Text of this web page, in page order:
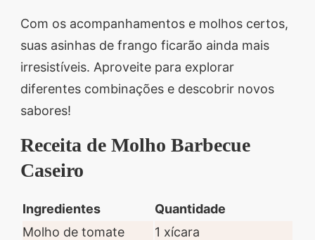
Com os acompanhamentos e molhos certos,
suas asinhas de frango ficarão ainda mais
irresistíveis. Aproveite para explorar
diferentes combinações e descobrir novos
sabores!
Receita de Molho Barbecue
Caseiro
Ingredientes
Quantidade
Molho de tomate
1 xícara